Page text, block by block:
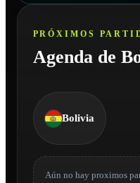
PRÓXIMOS
Agenda de
Bolivia
Aún no hay proximos